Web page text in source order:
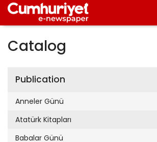
Catalog
Publication
Anneler Günü
Atatürk Kitapları
Babalar Günü